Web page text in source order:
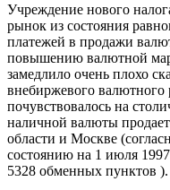
Учреждение нового
рынок из состояния
платежей в продажи
повышению валютной
замедлило очень плохо
внебиржевого
почувствовалось на
наличной валюты
области и Москве
состоянию на 1 июля
5328 обменных пунктов ).